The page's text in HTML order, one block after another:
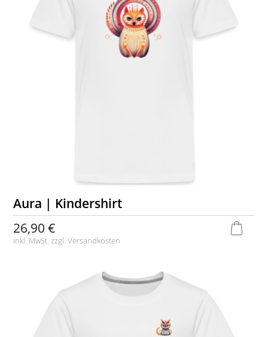
Aura | Kindershirt
26,90 €
inkl. MwSt. zzgl.Versandkosten